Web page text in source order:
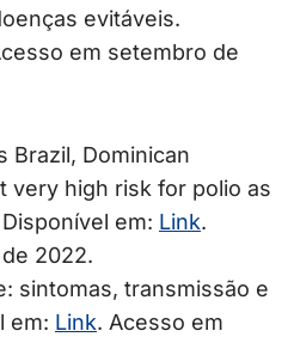
evitáveis.
em setembro de
Brazil, Dominican
very high risk for polio as
em: Link.
2022.
sintomas, transmissão e
em: Link. Acesso em